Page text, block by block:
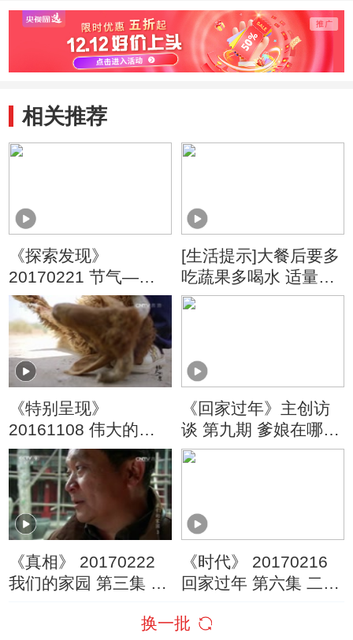
定论
令人
相关推荐
《探索发现》
20170221 节气——
时间里的中国智慧
（四）炎蒸三伏
[生活提示]大餐后要多
吃蔬果多喝水 适量运
动
《特别呈现》
20161108 伟大的一
餐 第二集 打开食物的
灵魂
《回家过年》主创访
谈 第九期 爹娘在哪
儿，哪儿就是家
《真相》 20170222
我们的家园 第三集 地
《时代》 20170216
回家过年 第六集 二胎
换一批